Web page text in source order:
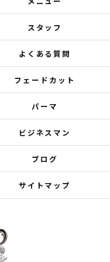
スタッフ
よくある質問
フェードカット
パーマ
ビジネスマン
ブログ
サイトマップ